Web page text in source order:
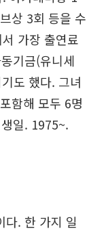
상 3회 등을 수
가장 출연료
기금(유니세
도 했다. 그녀
함해 모두 6명
일. 1975~.
다. 한 가지 일